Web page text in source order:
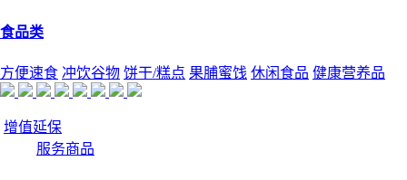
食品类
方便速食 冲饮谷物 饼干/糕点 果脯蜜饯 休闲食品 健康营养品
增值延保
服务商品